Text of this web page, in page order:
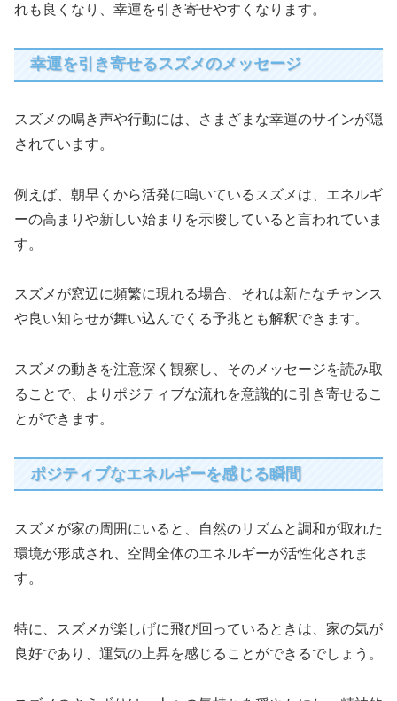
れも良くなり、幸運を引き寄せやすくなります。
幸運を引き寄せるスズメのメッセージ
スズメの鳴き声や行動には、さまざまな幸運のサインが隠
されています。
例えば、朝早くから活発に鳴いているスズメは、エネルギ
ーの高まりや新しい始まりを示唆していると言われていま
す。
スズメが窓辺に頻繁に現れる場合、それは新たなチャンス
や良い知らせが舞い込んでくる予兆とも解釈できます。
スズメの動きを注意深く観察し、そのメッセージを読み取
ることで、よりポジティブな流れを意識的に引き寄せるこ
とができます。
ポジティブなエネルギーを感じる瞬間
スズメが家の周囲にいると、自然のリズムと調和が取れた
環境が形成され、空間全体のエネルギーが活性化されま
す。
特に、スズメが楽しげに飛び回っているときは、家の気が
良好であり、運気の上昇を感じることができるでしょう。